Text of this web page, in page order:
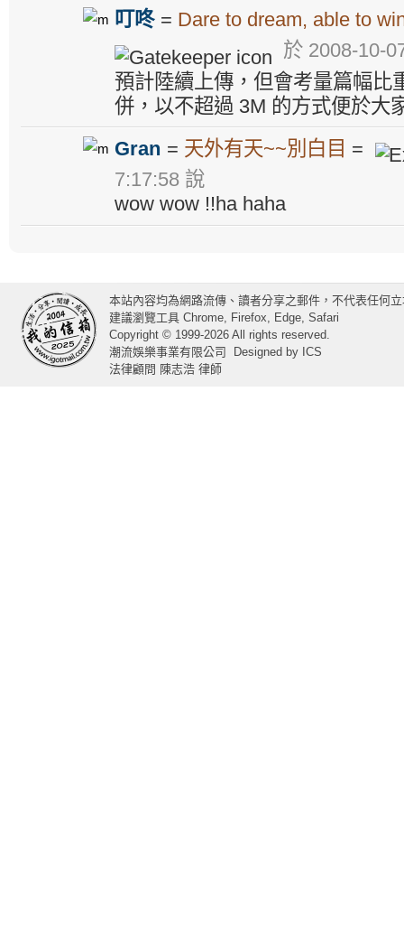
叮咚 = Dare to dream, able to
於 2008-10-
預計陸續上傳，但會考量篇幅比
併，以不超過 3M 的方式便於大
Gran = 天外有天~~別白目 =
7:17:58 說
wow wow !!ha haha
本站內容均為網路流傳、讀者分享之郵件，不代表任何
建議瀏覽工具 Chrome, Firefox, Edge, Safari
Copyright © 1999-2026 All rights reserved.
潮流娛樂事業有限公司
Designed by ICS
法律顧問 陳志浩 律師